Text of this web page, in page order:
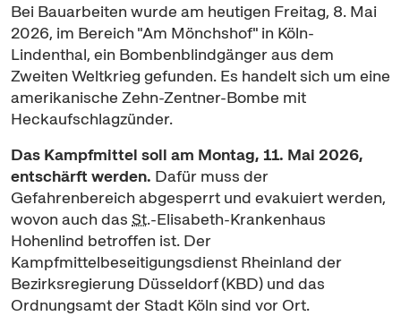
Bei Bauarbeiten wurde am heutigen Freitag, 8. Mai
2026, im Bereich "Am Mönchshof" in Köln-
Lindenthal, ein Bombenblindgänger aus dem
Zweiten Weltkrieg gefunden. Es handelt sich um eine
amerikanische Zehn-Zentner-Bombe mit
Heckaufschlagzünder.
Das Kampfmittel soll am Montag, 11. Mai 2026,
entschärft werden. Dafür muss der
Gefahrenbereich abgesperrt und evakuiert werden,
wovon auch das St.-Elisabeth-Krankenhaus
Hohenlind betroffen ist. Der
Kampfmittelbeseitigungsdienst Rheinland der
Bezirksregierung Düsseldorf (KBD) und das
Ordnungsamt der Stadt Köln sind vor Ort.